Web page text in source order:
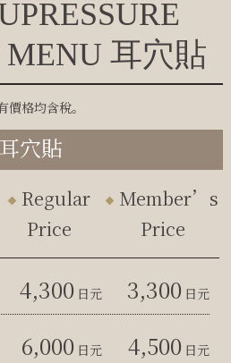
MENU 耳穴貼
價格均含稅。
耳穴貼
Regular
Price
Member’s
Price
4,300 日元 3,300 日元
6,000 日元 4,500 日元